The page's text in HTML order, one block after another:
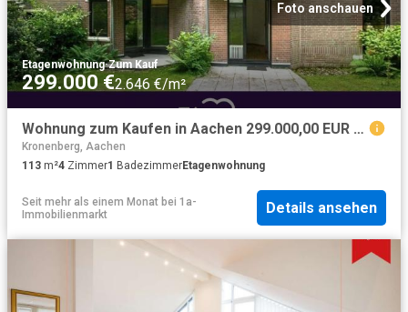
Foto anschauen
Etagenwohnung·Zum Kauf
299.000 €2.646 €/m²
Wohnung zum Kaufen in Aachen 299.000,00 EUR 113 m²
Kronenberg, Aachen
113 m²4 Zimmer1 BadezimmerEtagenwohnung
Seit mehr als einem Monat bei 1a-
Immobilienmarkt
Details ansehen